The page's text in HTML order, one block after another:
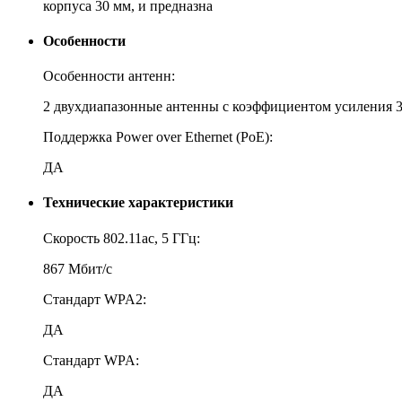
корпуса 30 мм, и предназна
Особенности
Особенности антенн:
2 двухдиапазонные антенны с коэффициентом усиления
Поддержка Power over Ethernet (PoE):
ДА
Технические характеристики
Скорость 802.11ac, 5 ГГц:
867 Мбит/с
Стандарт WPA2:
ДА
Стандарт WPA:
ДА